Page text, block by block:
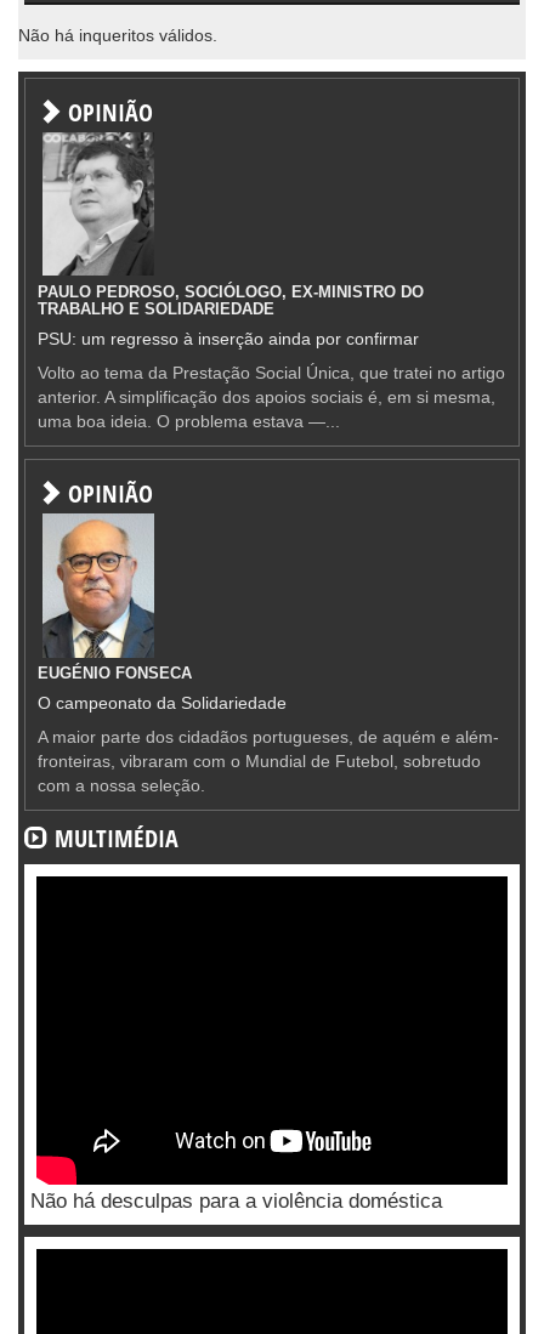
Não há inqueritos válidos.
OPINIÃO
PAULO PEDROSO, SOCIÓLOGO, EX-MINISTRO DO
TRABALHO E SOLIDARIEDADE
PSU: um regresso à inserção ainda por confirmar
Volto ao tema da Prestação Social Única, que tratei no artigo
anterior. A simplificação dos apoios sociais é, em si mesma,
uma boa ideia. O problema estava —...
OPINIÃO
EUGÉNIO FONSECA
O campeonato da Solidariedade
A maior parte dos cidadãos portugueses, de aquém e além-
fronteiras, vibraram com o Mundial de Futebol, sobretudo
com a nossa seleção.
MULTIMÉDIA
Não há desculpas para a violência doméstica